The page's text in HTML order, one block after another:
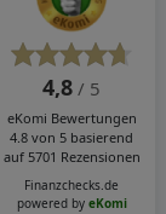
4,8 / 5
eKomi Bewertungen
4.8 von 5 basierend
auf 5701 Rezensionen
Finanzchecks.de
powered by eKomi